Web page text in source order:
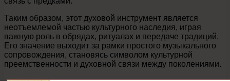
Таким образом, этот духовой инструмент является
неотъемлемой частью культурного наследия, играя
важную роль в обрядах, ритуалах и передаче традиций.
Его значение выходит за рамки простого музыкального
сопровождения, становясь символом культурной
преемственности и духовной связи между поколениями.